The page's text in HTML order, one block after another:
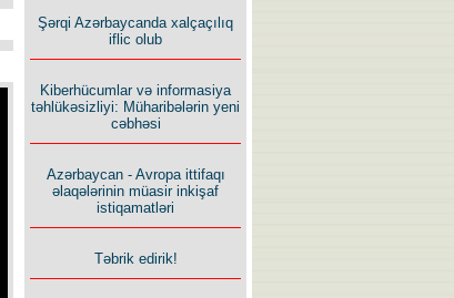
Şərqi Azərbaycanda xalçaçılıq
iflic olub
Kiberhücumlar və informasiya
təhlükəsizliyi: Müharibələrin yeni
cəbhəsi
Azərbaycan - Avropa ittifaqı
əlaqələrinin müasir inkişaf
istiqamatləri
Təbrik edirik!